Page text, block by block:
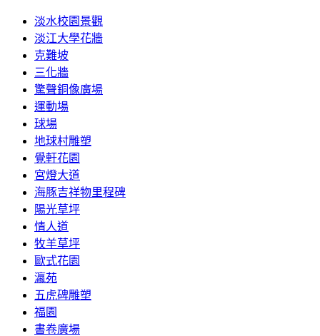
淡水校園景觀
淡江大學花牆
克難坡
三化牆
驚聲銅像廣場
運動場
球場
地球村雕塑
覺軒花園
宮燈大道
海豚吉祥物里程碑
陽光草坪
情人道
牧羊草坪
歐式花園
瀛苑
五虎碑雕塑
福園
書卷廣場